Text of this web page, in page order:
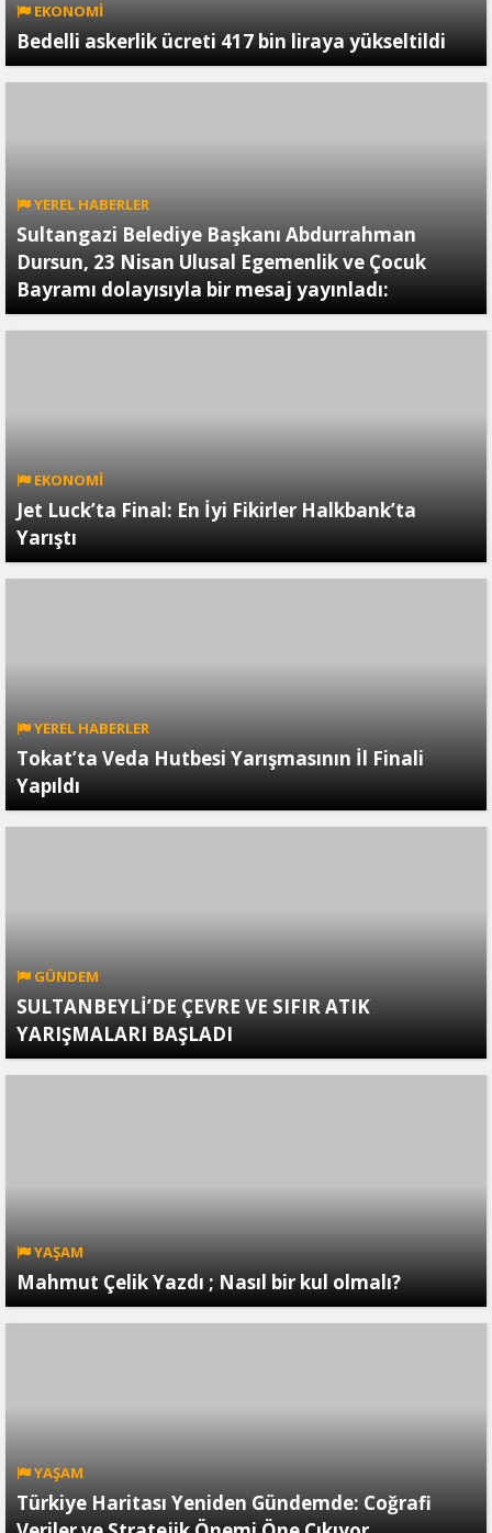
EKONOMİ
Bedelli askerlik ücreti 417 bin liraya yükseltildi
YEREL HABERLER
Sultangazi Belediye Başkanı Abdurrahman
Dursun, 23 Nisan Ulusal Egemenlik ve Çocuk
Bayramı dolayısıyla bir mesaj yayınladı:
EKONOMİ
Jet Luck’ta Final: En İyi Fikirler Halkbank’ta
Yarıştı
YEREL HABERLER
Tokat’ta Veda Hutbesi Yarışmasının İl Finali
Yapıldı
GÜNDEM
SULTANBEYLİ’DE ÇEVRE VE SIFIR ATIK
YARIŞMALARI BAŞLADI
YAŞAM
Mahmut Çelik Yazdı ; Nasıl bir kul olmalı?
YAŞAM
Türkiye Haritası Yeniden Gündemde: Coğrafi